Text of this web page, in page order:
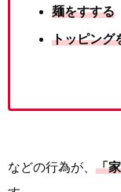
麺をすする
トッピング
などの行為が、 「